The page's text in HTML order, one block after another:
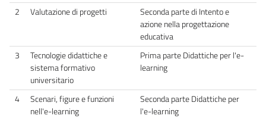
2
Valutazione di progetti
Seconda parte di Intento e
azione nella progettazione
educativa
3
Tecnologie didattiche e
sistema formativo
universitario
Prima parte Didattiche per l'e-
learning
4
Scenari, figure e funzioni
nell'e-learning
Seconda parte Didattiche per
l'e-learning